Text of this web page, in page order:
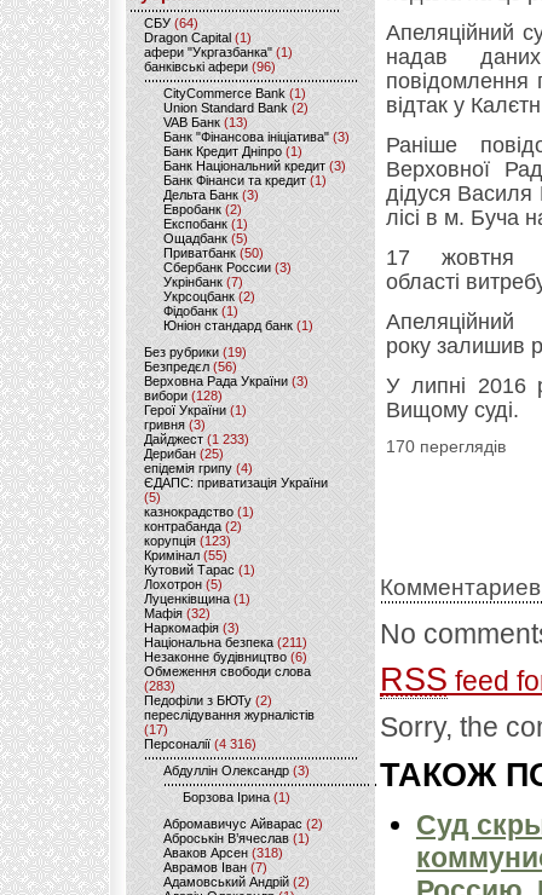
CБУ (64)
Dragon Capital (1)
афери "Укргазбанка" (1)
банківські афери (96)
CityCommerce Bank (1)
Union Standard Bank (2)
VAB Банк (13)
Банк "Фінансова ініціатива" (3)
Банк Кредит Дніпро (1)
Банк Національний кредит (3)
Банк Фінанси та кредит (1)
Дельта Банк (3)
Евробанк(2)
Експобанк (1)
Ощадбанк(5)
Приватбанк (50)
Сбербанк России (3)
Укрінбанк(7)
Укрсоцбанк (2)
Фідобанк (1)
Юніон стандард банк(1)
Без рубрики (19)
Безпредєл(56)
Верховна Рада України (3)
вибори(128)
Герої України(1)
гривня (3)
Дайджест (1 233)
Дерибан (25)
епідемія грипу (4)
ЄДАПС: приватизація України
(5)
казнокрадство (1)
контрабанда (2)
корупція (123)
Кримінал (55)
Кутовий Тарас (1)
Лохотрон(5)
Луценківщина (1)
Мафія (32)
Наркомафія (3)
Національна безпека (211)
Незаконне будівництво(6)
Обмеження свободи слова
(283)
Педофіли з БЮТу (2)
переслідування журналістів
(17)
Персоналії (4 316)
Абдуллін Олександр (3)
Борзова Ірина(1)
Абромавичус Айварас (2)
Аброськін В’ячеслав(1)
Аваков Арсен (318)
Аврамов Іван (7)
Адамовський Андрій(2)
Апеляційний
надав
повідомлення
відтак у
Раніше
Верховної
дідуся
лісі в м. Буча
17 жовтня
області
року залишив
У липні 2016
Вищому суді.
170 переглядів
No
RSS feed
Sorry, the
ТАКОЖ
Суд